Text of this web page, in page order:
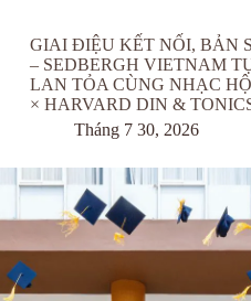
GIAI ĐIỆU KẾT NỐI, BẢN
– SEDBERGH VIETNAM
LAN TỎA CÙNG NHẠC
× HARVARD DIN &
Tháng 7 30, 2026